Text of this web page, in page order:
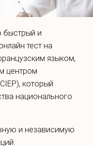
быстрый и
тест на
языком,
центром
который
национального
и независимую